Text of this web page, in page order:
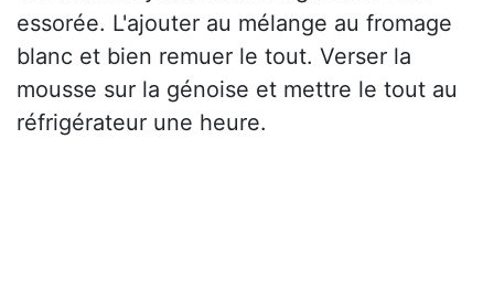
essorée. L'ajouter au mélange au fromage
blanc et bien remuer le tout. Verser la
mousse sur la génoise et mettre le tout au
réfrigérateur une heure.